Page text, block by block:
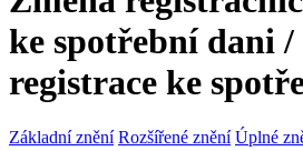
ke spotřební dani /
registrace ke
Základní znění Rozšířené znění Úplné